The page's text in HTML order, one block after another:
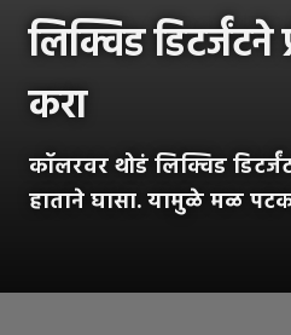
लिक्विड डिटर्जंटने
करा
कॉलरवर थोडं लिक्विड
हाताने घासा. यामुळे मळ